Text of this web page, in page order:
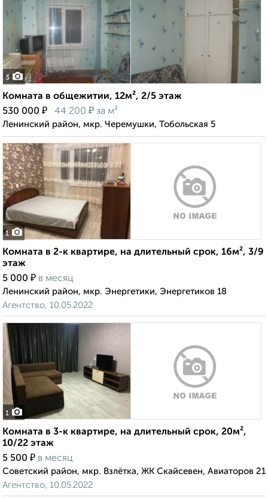
3
Комната в общежитии, 12м², 2/5 этаж
530 000 ₽ 44 200 ₽ за м²
Ленинский район, мкр. Черемушки, Тобольская 5
1
Комната в 2-к квартире, на длительный срок, 16м², 3/9
этаж
5 000 ₽ в месяц
Ленинский район, мкр. Энергетики, Энергетиков 18
Агентство, 10.05.2022
1
Комната в 3-к квартире, на длительный срок, 20м²,
10/22 этаж
5 500 ₽ в месяц
Советский район, мкр. Взлётка, ЖК Скайсевен, Авиаторов 21
Агентство, 10.05.2022